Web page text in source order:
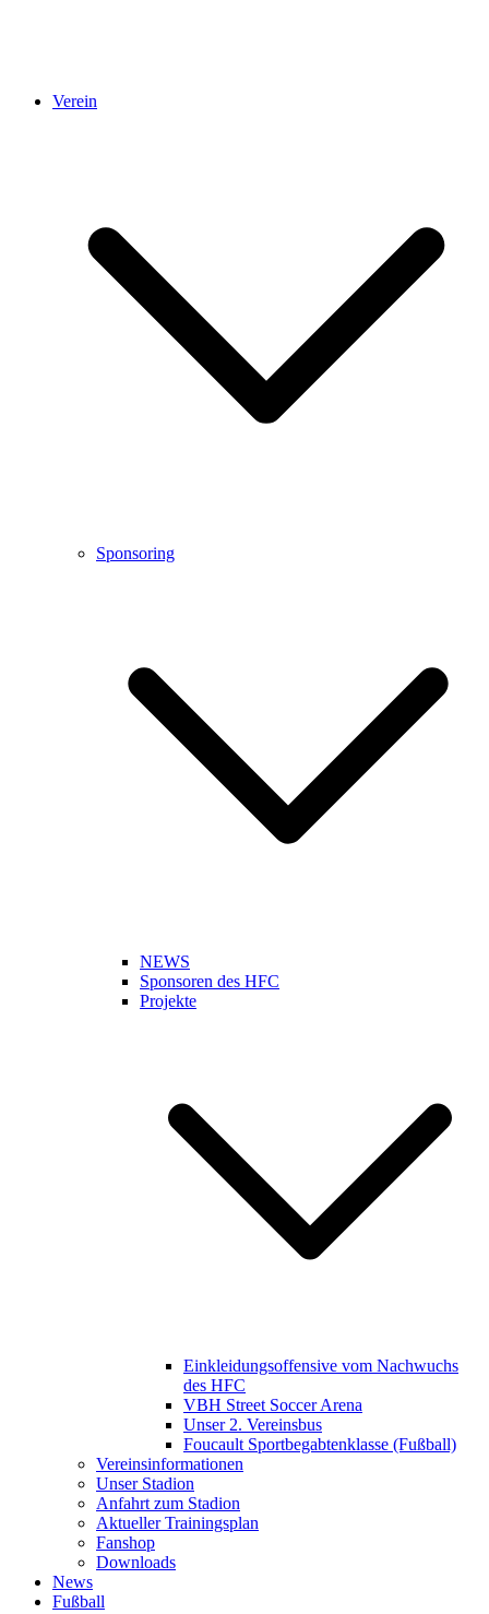
Verein
Sponsoring
NEWS
Sponsoren des HFC
Projekte
Einkleidungsoffensive vom Nachwuchs
des HFC
VBH Street Soccer Arena
Unser 2. Vereinsbus
Foucault Sportbegabtenklasse (Fußball)
Vereinsinformationen
Unser Stadion
Anfahrt zum Stadion
Aktueller Trainingsplan
Fanshop
Downloads
News
Fußball